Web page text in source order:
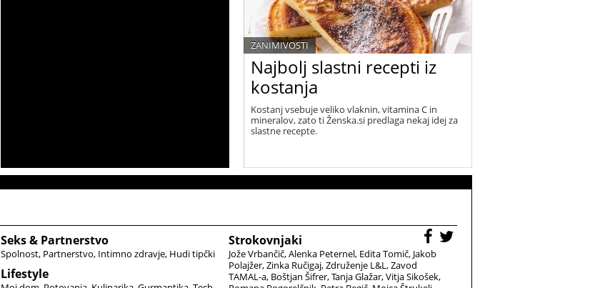
Najbolj slastni recepti iz
kostanja
ZANIMIVOSTI
Kostanj vsebuje veliko vlaknin, vitamina C in
mineralov, zato ti Ženska.si predlaga nekaj idej za
slastne recepte.
Seks & Partnerstvo
Spolnost Partnerstvo Intimno zdravje Hudi tipčki
Lifestyle
Strokovnjaki
Jože Vrbančič Alenka Peternel Edita Tomič Jakob
Polajžer Zinka Ručigaj Združenje L&L Zavod
TAMAL-a Boštjan Šifrer Tanja Glažar Vitja Sikošek